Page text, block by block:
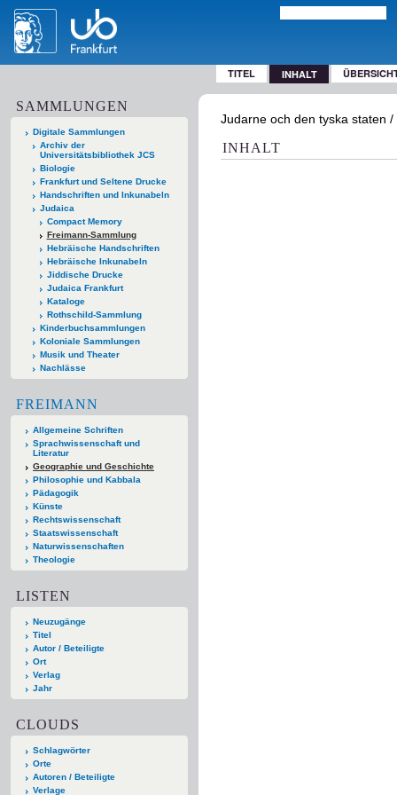
TITEL INHALT
SAMMLUNGEN
Digitale Sammlungen
Archiv der
Universitätsbibliothek JCS
Biologie
Frankfurt und Seltene Drucke
Handschriften und Inkunabeln
Judaica
Compact Memory
Freimann-Sammlung
Hebräische Handschriften
Hebräische Inkunabeln
Jiddische Drucke
Judaica Frankfurt
Kataloge
Rothschild-Sammlung
Kinderbuchsammlungen
Koloniale Sammlungen
Musik und Theater
Nachlässe
FREIMANN
Allgemeine Schriften
Sprachwissenschaft und
Literatur
Geographie und Geschichte
Philosophie und Kabbala
Pädagogik
Künste
Rechtswissenschaft
Staatswissenschaft
Naturwissenschaften
Theologie
LISTEN
Neuzugänge
Titel
Autor / Beteiligte
Ort
Verlag
Jahr
CLOUDS
Schlagwörter
Orte
Autoren / Beteiligte
Verlage
Judarne och den tyska staten
INHALT